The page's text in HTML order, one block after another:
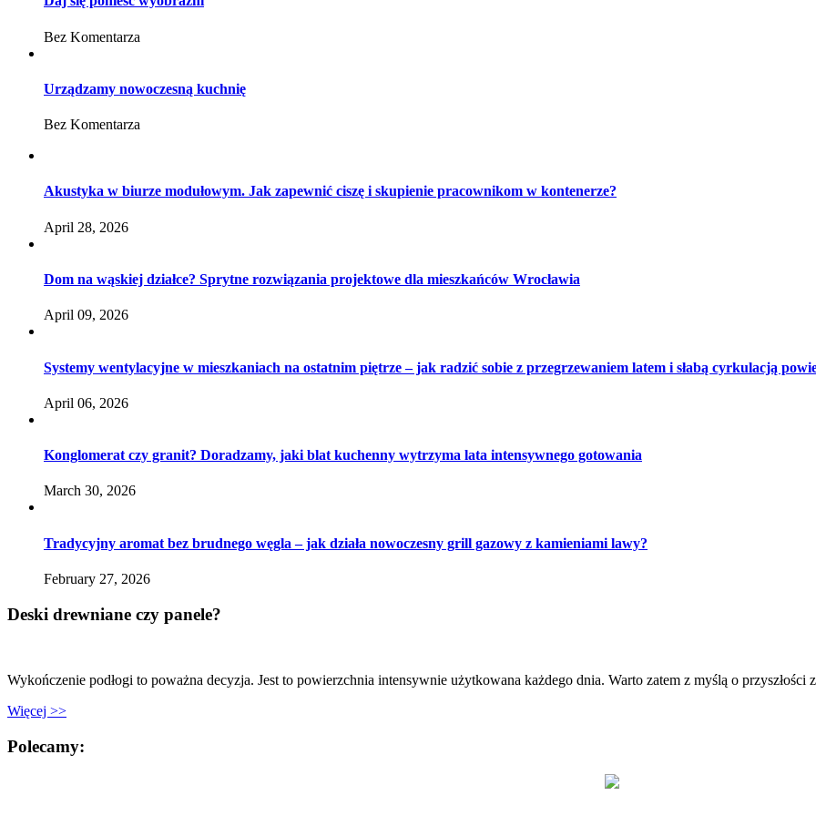
Bez Komentarza
Urządzamy nowoczesną kuchnię
Bez Komentarza
Akustyka w biurze modułowym. Jak zapewnić ciszę i skupienie pracownikom w kontenerze?
April 28, 2026
Dom na wąskiej działce? Sprytne rozwiązania projektowe dla mieszkańców Wrocławia
April 09, 2026
Systemy wentylacyjne w mieszkaniach na ostatnim piętrze – jak radzić sobie z przegrzewaniem latem i słabą cyrkulacją
April 06, 2026
Konglomerat czy granit? Doradzamy, jaki blat kuchenny wytrzyma lata intensywnego gotowania
March 30, 2026
Tradycyjny aromat bez brudnego węgla – jak działa nowoczesny grill gazowy z kamieniami lawy?
February 27, 2026
Deski drewniane czy panele?
Wykończenie podłogi to poważna decyzja. Jest to powierzchnia intensywnie użytkowana każdego dnia. Warto zatem z myślą o przyszłości
Więcej >>
Polecamy: